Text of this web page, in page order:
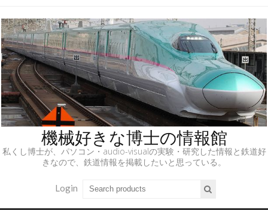
機械好きな博士の情報館
私くし博士が、パソコン・audio-visualの実験・研究した情報と鉄道好
きなので、鉄道情報を掲載したいと思っている。
Login